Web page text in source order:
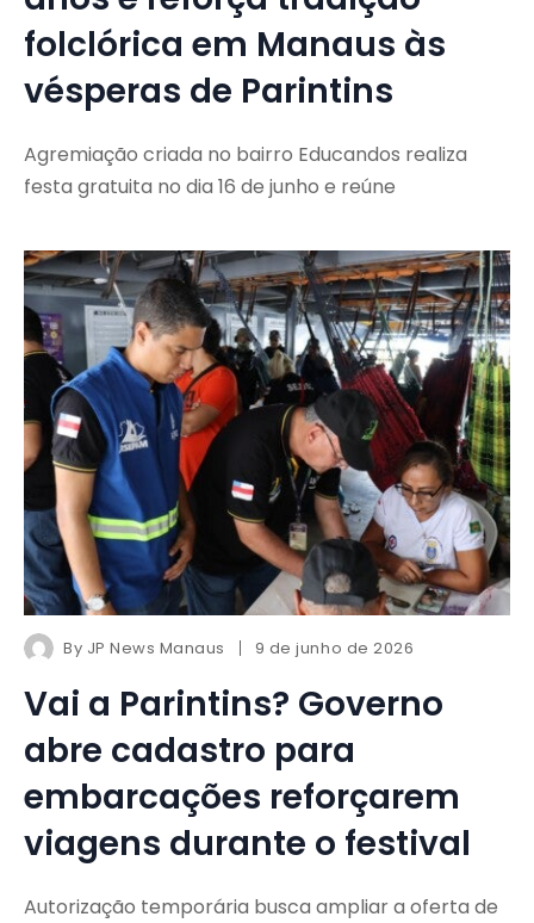
folclórica em Manaus às
vésperas de Parintins
Agremiação criada no bairro Educandos realiza
festa gratuita no dia 16 de junho e reúne
By JP News Manaus 9 de junho de 2026
Vai a Parintins? Governo
abre cadastro para
embarcações reforçarem
viagens durante o festival
Autorização temporária busca ampliar a oferta de